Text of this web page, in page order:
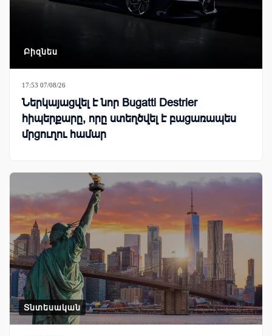
Բիզնես
17:53 07/08/26
Ներկայացվել է նոր Bugatti Destrier
հիպերքարը, որը ստեղծվել է բացառապես
մրցուղու համար
Տնտեսական